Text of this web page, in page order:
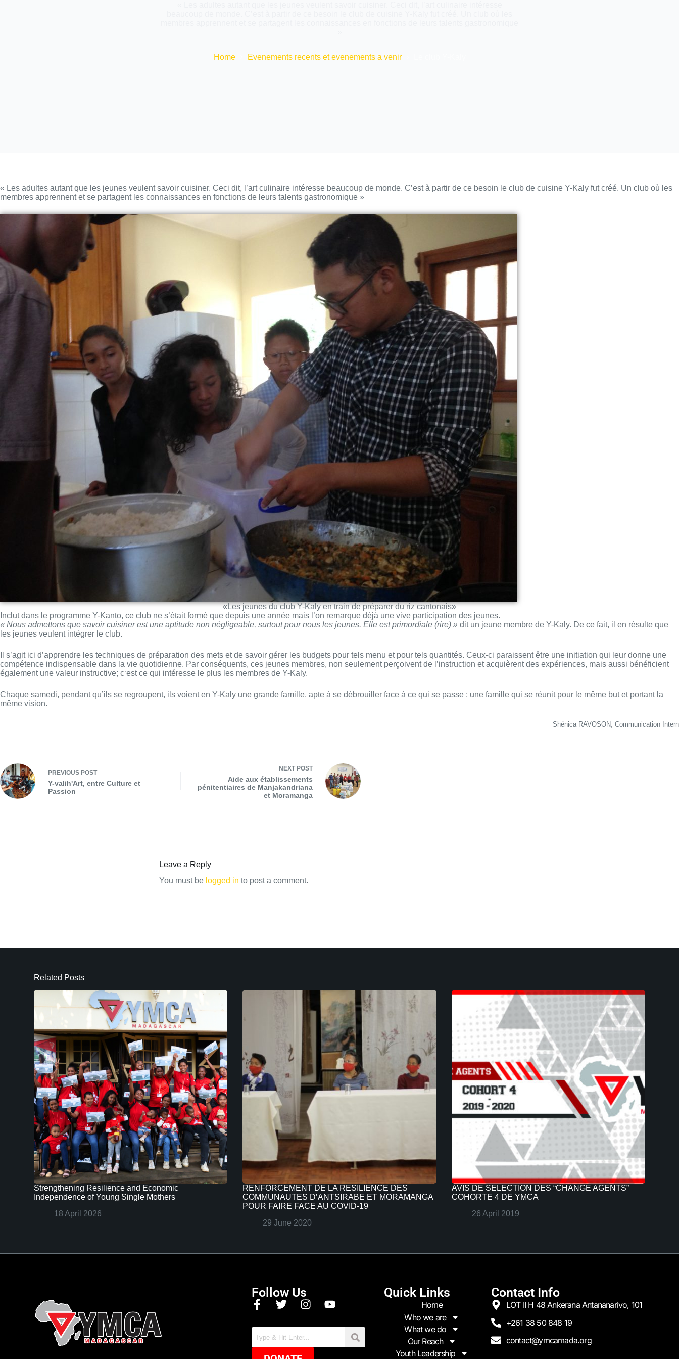
Home Evenements recents et evenements a venir
« Les adultes autant que les jeunes veulent savoir cuisiner. Ceci dit, l’art culinaire intéresse beaucoup de monde. C’est à partir de ce besoin le club de cuisine Y-Kaly fut créé. Un club où les
membres apprennent et se partagent les connaissances en fonctions de leurs talents gastronomique »
«Les jeunes du club Y-Kaly en train de préparer du riz cantonais»
Inclut dans le programme Y-Kanto, ce club ne s’était formé que depuis une année mais l’on remarque déjà une vive participation des jeunes.
« Nous admettons que savoir cuisiner est une aptitude non négligeable, surtout pour nous les jeunes. Elle est primordiale (rire) » dit un jeune membre de Y-Kaly. De ce fait, il en résulte que
les jeunes veulent intégrer le club.
Il s’agit ici d’apprendre les techniques de préparation des mets et de savoir gérer les budgets pour tels menu et pour tels quantités. Ceux-ci paraissent être une initiation qui leur donne une
compétence indispensable dans la vie quotidienne. Par conséquents, ces jeunes membres, non seulement perçoivent de l’instruction et acquièrent des expériences, mais aussi bénéficient
également une valeur instructive; c‘est ce qui intéresse le plus les membres de Y-Kaly.
Chaque samedi, pendant qu’ils se regroupent, ils voient en Y-Kaly une grande famille, apte à se débrouiller face à ce qui se passe ; une famille qui se réunit pour le même but et portant la
même vision.
Shénica RAVOSON, Communication Intern
PREVIOUS POST
Y-valih'Art, entre Culture et
Passion
NEXTPOST
Aide aux établissements
pénitentiaires de Manjakandriana
et Moramanga
Leave a Reply
You must be logged in to post a comment.
Related Posts
Strengthening Resilience and Economic
Independence of Young Single Mothers
18 April 2026
RENFORCEMENT DE LA RESILIENCE DES
COMMUNAUTES D’ANTSIRABE ET MORAMANGA
POUR FAIRE FACE AU COVID-19
29 June 2020
AVIS DE SÉLECTION DES “CHANGE AGENTS”
COHORTE 4 DE YMCA
26 April 2019
Follow Us Quick Links
Home
Who we are
What we do
Our Reach
Youth Leadership
Contact Info
LOT II H 48 Ankerana Antananarivo, 101
+261 38 50 848 19
contact@ymcamada.org